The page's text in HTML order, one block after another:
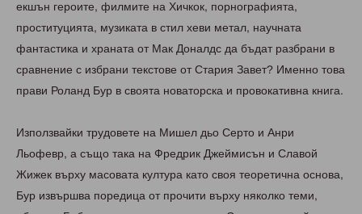
екшън героите, филмите на Хичкок, порнографията,
проституцията, музиката в стил хеви метал, научната
фантастика и храната от Мак Доналдс да бъдат разбрани в
сравнение с избрани текстове от Стария Завет? Именно това
прави Роланд Бур в своята новаторска и провокативна книга.
Използвайки трудовете на Мишел дьо Серто и Анри
Льофевр, а също така на Фредрик Джеймисън и Славой
Жижек върху масовата култура като своя теоретична основа,
Бур извършва поредица от прочити върху няколко теми,